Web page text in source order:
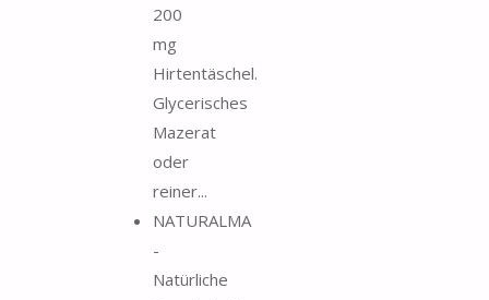
200
mg
Hirtentäschel.
Glycerisches
Mazerat
oder
reiner...
NATURALMA
-
Natürliche